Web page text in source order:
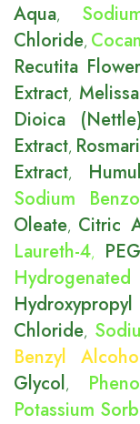
Aqua,
Chloride,
Recutita
Extract,
Dioica
Extract,
Extract,
Sodium
Oleate, Citric
Laureth-4,
Chloride,
Benzyl
Glycol,
Potassium